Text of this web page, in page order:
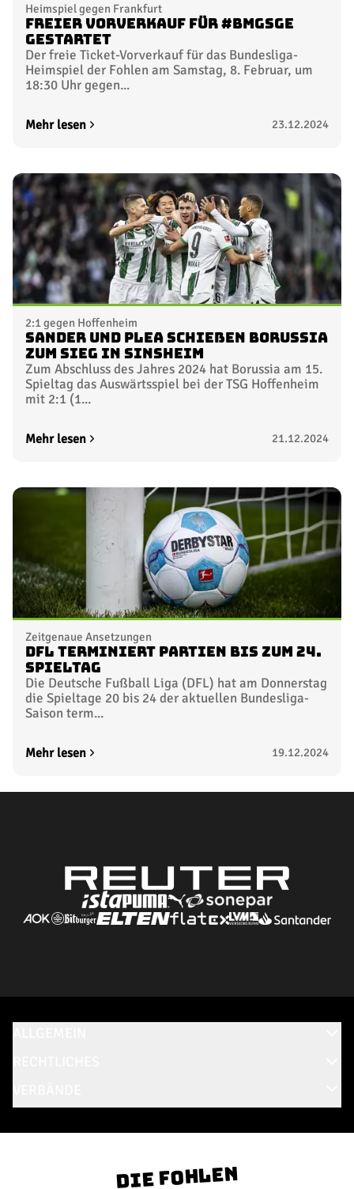
Heimspiel gegen Frankfurt
Freier Vorverkauf für #BMGSGE
gestartet
Der freie Ticket-Vorverkauf für das Bundesliga-
Heimspiel der Fohlen am Samstag, 8. Februar, um
18:30 Uhr gegen...
Mehr lesen 23.12.2024
2:1 gegen Hoffenheim
Sander und Plea schießen Borussia
zum Sieg in Sinsheim
Zum Abschluss des Jahres 2024 hat Borussia am 15.
Spieltag das Auswärtsspiel bei der TSG Hoffenheim
mit 2:1 (1...
Mehr lesen 21.12.2024
Zeitgenaue Ansetzungen
DFL terminiert Partien bis zum 24.
Spieltag
Die Deutsche Fußball Liga (DFL) hat am Donnerstag
die Spieltage 20 bis 24 der aktuellen Bundesliga-
Saison term...
Mehr lesen 19.12.2024
Die Fohlen